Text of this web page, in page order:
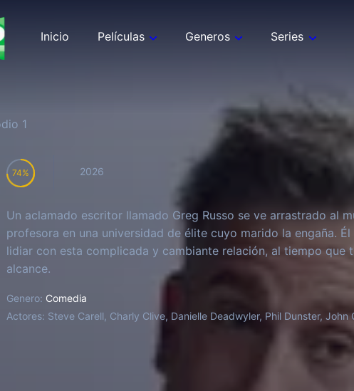
Inicio Películas Generos Series
1
74 2026
Un aclamado escritor llamado Greg Russo se ve arrastrado al
profesora en una universidad de élite cuyo marido la engaña.
lidiar con esta complicada y cambiante relación, al tiempo que
alcance.
Genero: Comedia
Actores: Steve Carell, Charly Clive, Danielle Deadwyler, Phil Dunster,